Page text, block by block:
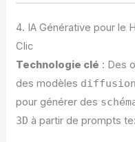
4. IA Générative pour le
Clic
Technologie clé : Des
des modèles
pour générer des
3D à partir de prompts